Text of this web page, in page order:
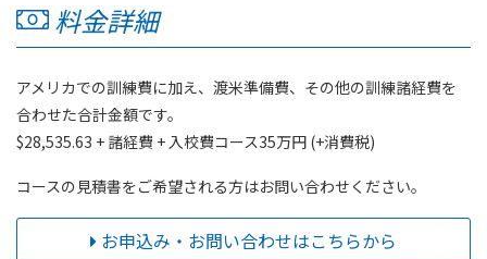
料金詳細
アメリカでの訓練費に加え、渡米準備費、その他の訓練諸経費を
合わせた合計金額です。
$28,535.63 + 諸経費 + 入校費コース35万円 (+消費税)
コースの見積書をご希望される方はお問い合わせください。
お申込み・お問い合わせはこちらから